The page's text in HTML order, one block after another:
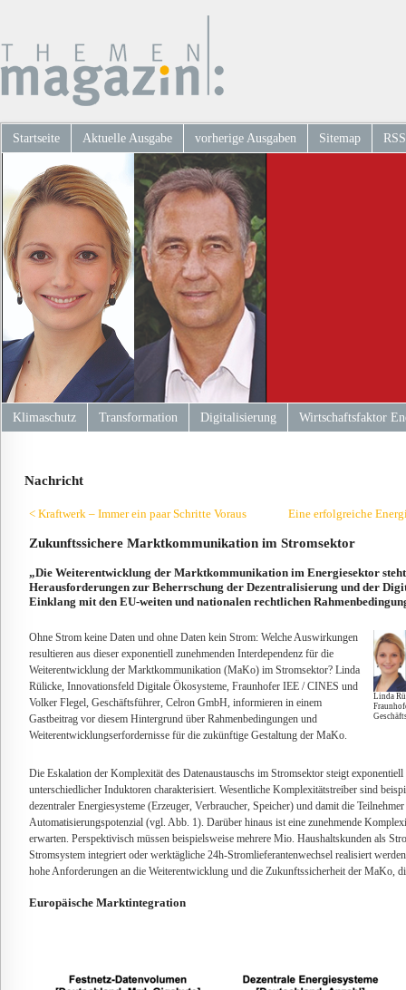
Startseite Aktuelle Ausgabe vorherige Ausgaben Sitemap RSS
Klimaschutz Transformation Digitalisierung Wirtschaftsfaktor
Nachricht
Eine erfolgreiche
< Kraftwerk – Immer ein paar Schritte Voraus
Zukunftssichere Marktkommunikation im Stromsektor
„Die Weiterentwicklung der Marktkommunikation im Energiesektor
Herausforderungen zur Beherrschung der Dezentralisierung und der
Einklang mit den EU-weiten und nationalen rechtlichen
Linda
Ohne Strom keine Daten und ohne Daten kein Strom: Welche Auswirkungen
resultieren aus dieser exponentiell zunehmenden Interdependenz für die
Weiterentwicklung der Marktkommunikation (MaKo) im Stromsektor? Linda
Rülicke, Innovationsfeld Digitale Ökosysteme, Fraunhofer IEE / CINES und
Volker Flegel, Geschäftsführer, Celron GmbH, informieren in einem
Gastbeitrag vor diesem Hintergrund über Rahmenbedingungen und
Weiterentwicklungserfordernisse für die zukünftige Gestaltung der MaKo.
Die Eskalation der Komplexität des Datenaustauschs im Stromsektor steigt
unterschiedlicher Induktoren charakterisiert. Wesentliche Komplexitätstreiber sind
dezentraler Energiesysteme (Erzeuger, Verbraucher, Speicher) und damit die
Automatisierungspotenzial (vgl. Abb. 1). Darüber hinaus ist eine zunehmende
erwarten. Perspektivisch müssen beispielsweise mehrere Mio. Haushaltskunden als
Stromsystem integriert oder werktägliche 24h-Stromlieferantenwechsel realisiert
hohe Anforderungen an die Weiterentwicklung und die Zukunftssicherheit der MaKo,
Europäische Marktintegration